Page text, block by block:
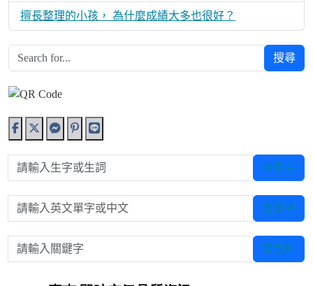
擅長整理的小孩， 為什麼成績大多也很好？
搜尋
請輸入生字或生詞 查生字
請輸入英文單字或中文 查單字
請輸入關鍵字 查百科